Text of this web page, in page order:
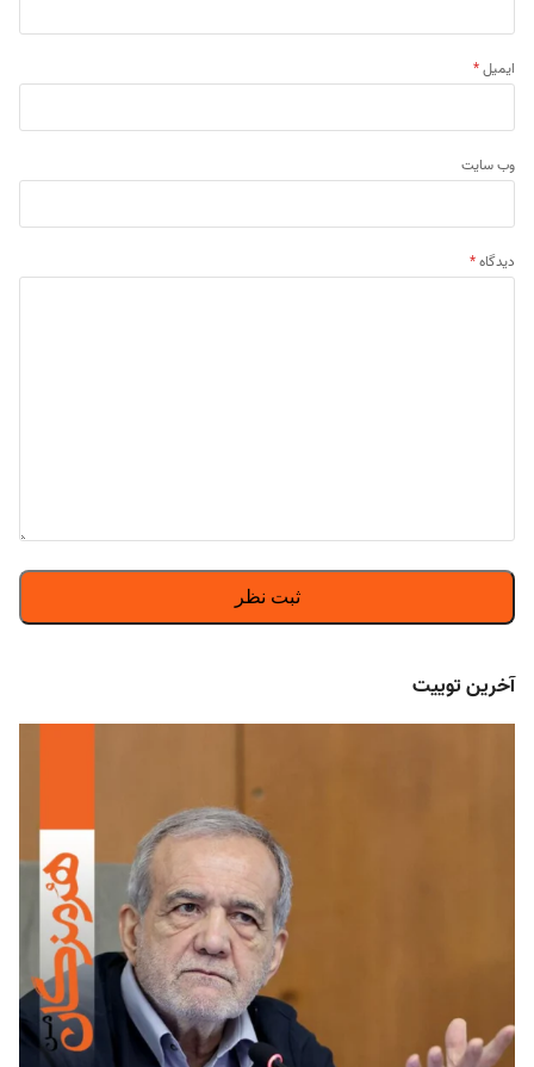
ایمیل*
وب‌ سایت
دیدگاه*
آخرین توییت